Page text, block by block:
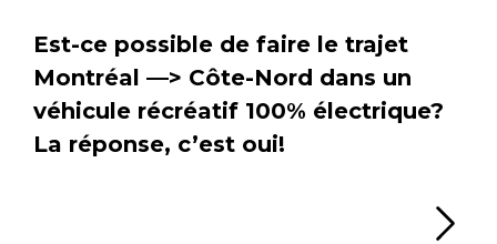
Est-ce possible de faire le trajet
Montréal —> Côte-Nord dans un
véhicule récréatif 100% électrique?
La réponse, c’est oui!